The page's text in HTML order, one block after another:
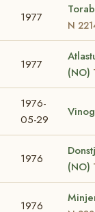
1977
N
1977
(NO)
1976-
05-29
1976
(NO)
1976